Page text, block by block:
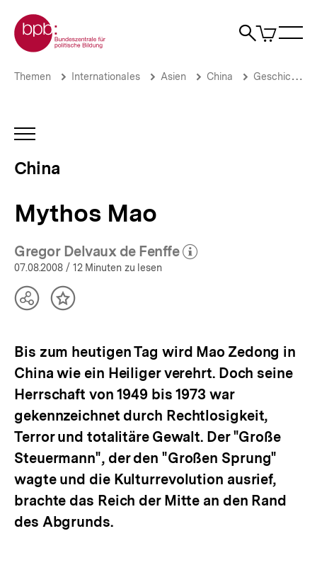
zum
Seiteninhalt
springen
Zur Startseite der bpb
Suche
Artikel
im
Mythos
bpb.de
Brotkrümelnavigation
Pfadnavigation
Themen Internationales Asien China Geschichte
INHALTSNAVIGATION
China
Mythos Mao
Gregor Delvaux de Fenffe
(Mehr zum Autor)
07.08.2008 / 12 Minuten zu lesen
TeilenInhalt
Bis zum heutigen Tag wird Mao Zedong in
China wie ein Heiliger verehrt. Doch seine
Herrschaft von 1949 bis 1973 war
gekennzeichnet durch Rechtlosigkeit,
Terror und totalitäre Gewalt. Der "Große
Steuermann", der den "Großen Sprung"
wagte und die Kulturrevolution ausrief,
brachte das Reich der Mitte an den Rand
des Abgrunds.